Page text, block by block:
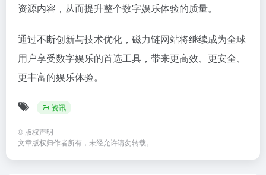
资源内容，从而提升整个数字娱乐体验的质量。
通过不断创新与技术优化，磁力链网站将继续成为全球
用户享受数字娱乐的首选工具，带来更高效、更安全、
更丰富的娱乐体验。
资讯
© 版权声明
文章版权归作者所有，未经允许请勿转载。